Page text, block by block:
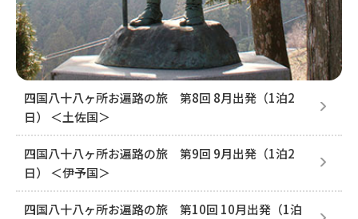
四国八十八ヶ所お遍路の旅 第8回 8月出発（1泊2
日） ＜土佐国＞
四国八十八ヶ所お遍路の旅 第9回 9月出発（1泊2
日） ＜伊予国＞
四国八十八ヶ所お遍路の旅 第10回 10月出発（1泊